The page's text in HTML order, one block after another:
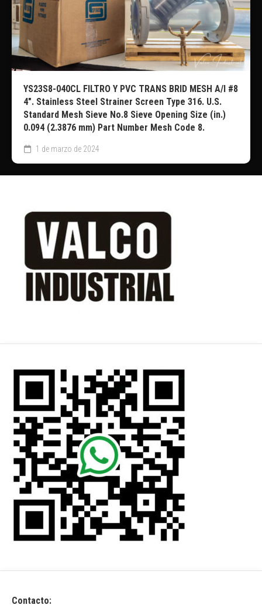
YS23S8-040CL FILTRO Y PVC TRANS BRID MESH A/I #8
4″. Stainless Steel Strainer Screen Type 316. U.S.
Standard Mesh Sieve No.8 Sieve Opening Size (in.)
0.094 (2.3876 mm) Part Number Mesh Code 8.
1 de marzo de 2024
Contacto: